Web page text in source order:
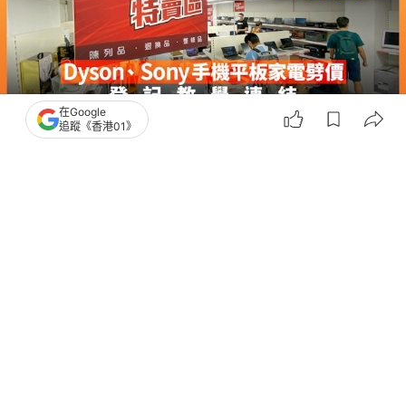
撰文：林勇
在Google
追蹤《香港01》